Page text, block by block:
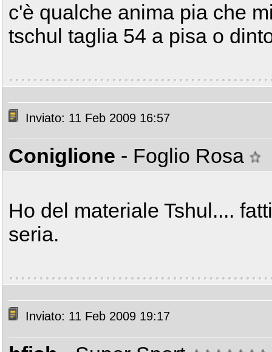
c'è qualche anima pia che
tschul taglia 54 a pisa o
Inviato: 11 Feb 2009 16:57
Coniglione - Foglio Rosa
Ho del materiale Tshul....
seria.
Inviato: 11 Feb 2009 19:17